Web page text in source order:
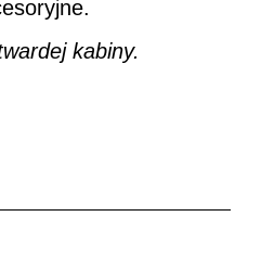
kabiny.